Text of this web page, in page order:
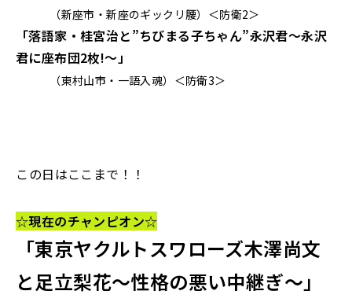
（新座市・新座のギックリ腰）＜防衛2＞
「落語家・桂宮治と”ちびまる子ちゃん”永沢君～永沢
君に座布団2枚!～」
（東村山市・一語入魂） ＜防衛3＞
―――この日はここまで！！―――
☆現在のチャンピオン☆
「東京ヤクルトスワローズ木澤尚文
と足立梨花～性格の悪い中継ぎ～」